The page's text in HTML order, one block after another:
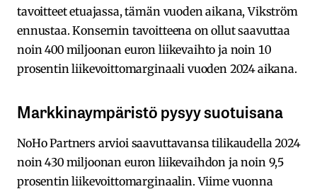
tavoitteet etuajassa, tämän vuoden aikana, Vikström
ennustaa. Konsernin tavoitteena on ollut saavuttaa
noin 400 miljoonan euron liikevaihto ja noin 10
prosentin liikevoittomarginaali vuoden 2024 aikana.
Markkinaympäristö pysyy suotuisana
NoHo Partners arvioi saavuttavansa tilikaudella 2024
noin 430 miljoonan euron liikevaihdon ja noin 9,5
prosentin liikevoittomarginaalin. Viime vuonna